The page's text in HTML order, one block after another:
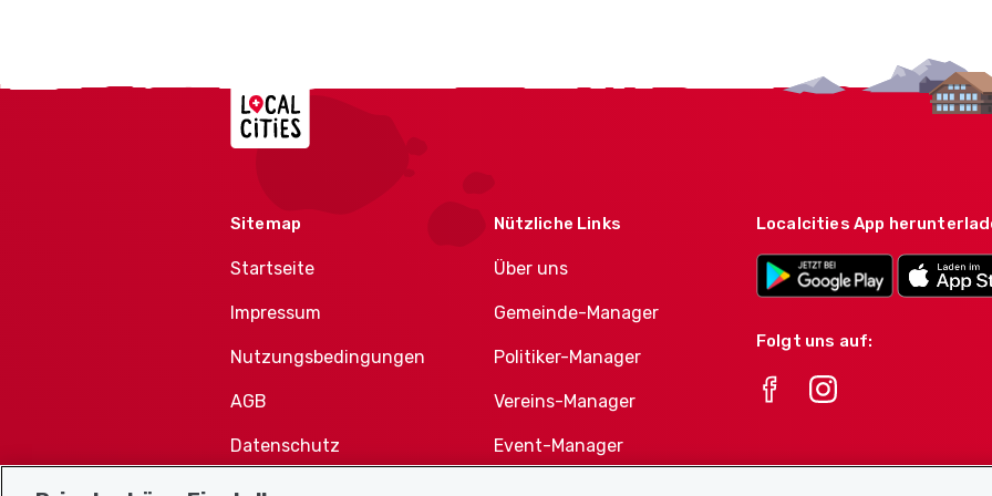
Localcities
Sitemap
Startseite
Impressum
Nutzungsbedingungen
AGB
Datenschutz
Cookie-Richtlinie
Nützliche Links
Über uns
Gemeinde-Manager
Politiker-Manager
Vereins-Manager
Event-Manager
Localcities App
Folgt uns auf: